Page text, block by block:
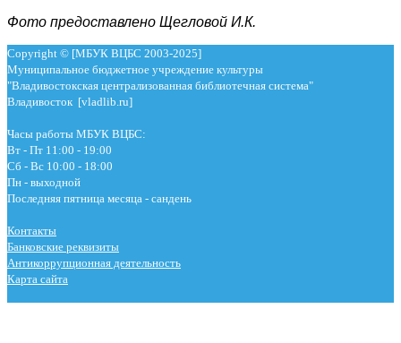
Фото предоставлено Щегловой И.К.
Copyright © [МБУК ВЦБС 2003-2025]
Муниципальное бюджетное учреждение культуры
"Владивостокская централизованная библиотечная система"
Владивосток [vladlib.ru]
Часы работы МБУК ВЦБС:
Вт - Пт 11:00 - 19:00
Сб - Вс 10:00 - 18:00
Пн - выходной
Последняя пятница месяца - сандень
Контакты
Банковские реквизиты
Антикоррупционная деятельность
Карта сайта